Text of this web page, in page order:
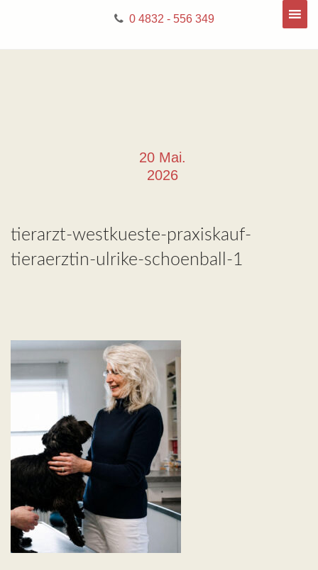
0 4832 - 556 349
20 Mai.
2026
tierarzt-westkueste-praxiskauf-
tieraerztin-ulrike-schoenball-1